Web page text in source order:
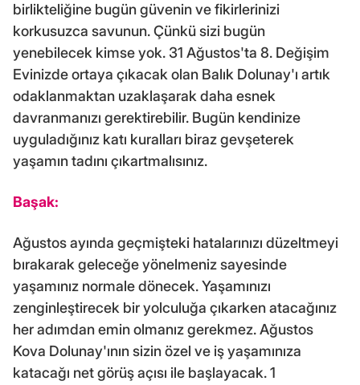
birlikteliğine bugün güvenin ve fikirlerinizi
korkusuzca savunun. Çünkü sizi bugün
yenebilecek kimse yok. 31 Ağustos'ta 8. Değişim
Evinizde ortaya çıkacak olan Balık Dolunay'ı artık
odaklanmaktan uzaklaşarak daha esnek
davranmanızı gerektirebilir. Bugün kendinize
uyguladığınız katı kuralları biraz gevşeterek
yaşamın tadını çıkartmalısınız.
Başak:
Ağustos ayında geçmişteki hatalarınızı düzeltmeyi
bırakarak geleceğe yönelmeniz sayesinde
yaşamınız normale dönecek. Yaşamınızı
zenginleştirecek bir yolculuğa çıkarken atacağınız
her adımdan emin olmanız gerekmez. Ağustos
Kova Dolunay'ının sizin özel ve iş yaşamınıza
katacağı net görüş açısı ile başlayacak. 1